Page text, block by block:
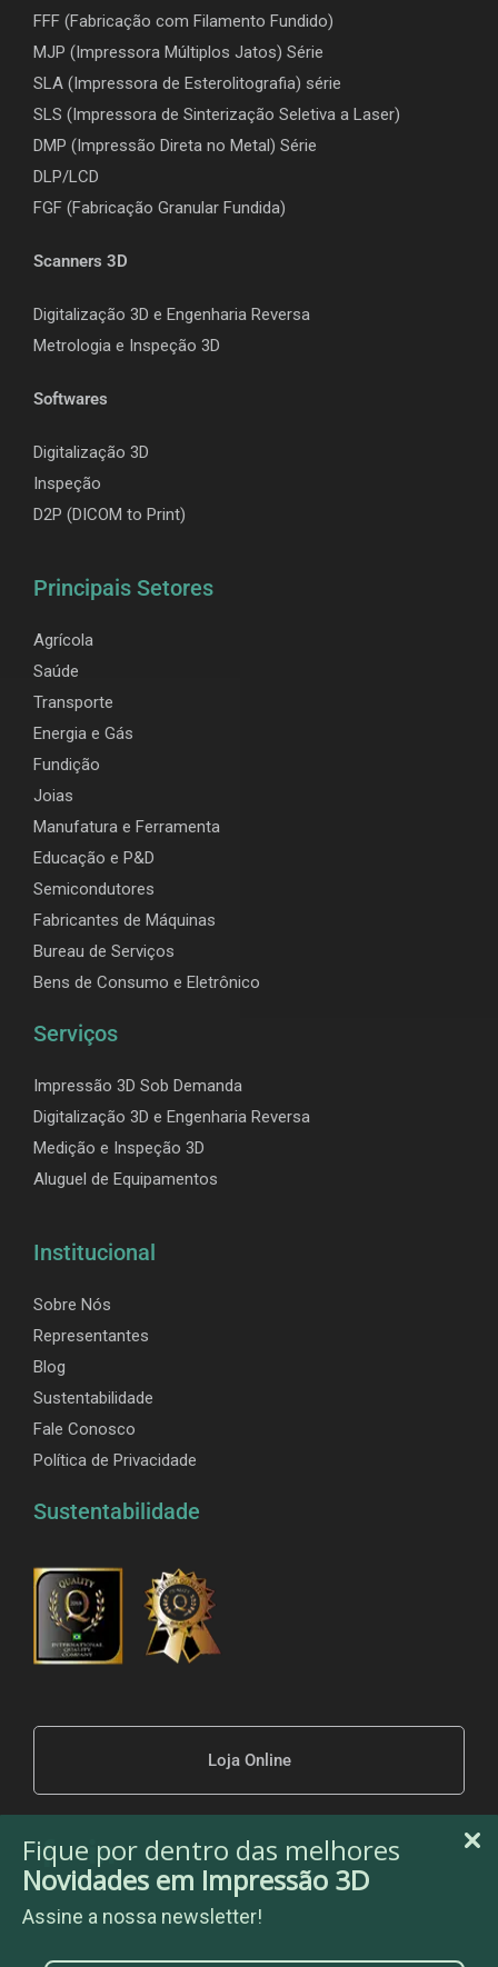
Fique por dentro das melhores
Novidades em Impressão 3D
Assine a nossa newsletter!
FFF (Fabricação com Filamento Fundido)
MJP (Impressora Múltiplos Jatos) Série
SLA (Impressora de Esterolitografia) série
SLS (Impressora de Sinterização Seletiva a Laser)
DMP (Impressão Direta no Metal) Série
DLP/LCD
FGF (Fabricação Granular Fundida)
Scanners 3D
Digitalização 3D e Engenharia Reversa
Metrologia e Inspeção 3D
Softwares
Digitalização 3D
Inspeção
D2P (DICOM to Print)
Principais Setores
Agrícola
Saúde
Transporte
Energia e Gás
Fundição
Joias
Manufatura e Ferramenta
Educação e P&D
Semicondutores
Fabricantes de Máquinas
Bureau de Serviços
Bens de Consumo e Eletrônico
Serviços
Impressão 3D Sob Demanda
Digitalização 3D e Engenharia Reversa
Medição e Inspeção 3D
Aluguel de Equipamentos
Institucional
Sobre Nós
Representantes
Blog
Sustentabilidade
Fale Conosco
Política de Privacidade
Sustentabilidade
Loja Online